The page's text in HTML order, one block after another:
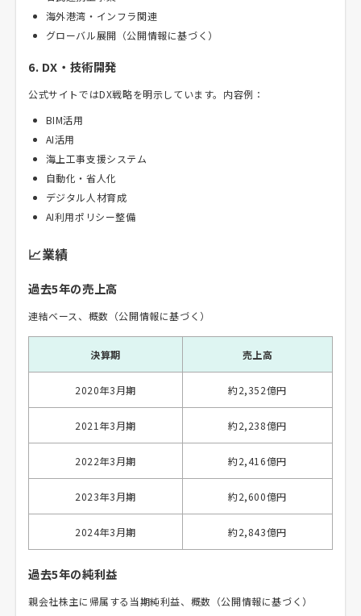
海外港湾・インフラ関連
グローバル展開（公開情報に基づく）
6. DX・技術開発
公式サイトではDX戦略を明示しています。内容例：
BIM活用
AI活用
海上工事支援システム
自動化・省人化
デジタル人材育成
AI利用ポリシー整備
📈業績
過去5年の売上高
連結ベース、概数（公開情報に基づく）
決算期 売上高
2020年3月期 約2,352億円
2021年3月期 約2,238億円
2022年3月期 約2,416億円
2023年3月期 約2,600億円
2024年3月期 約2,843億円
過去5年の純利益
親会社株主に帰属する当期純利益、概数（公開情報に基づく）